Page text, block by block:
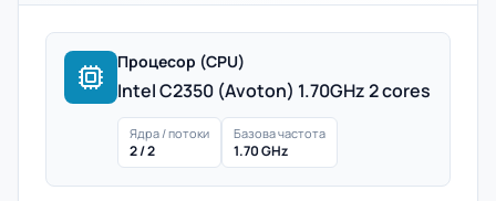
Процесор (CPU)
Intel C2350 (Avoton) 1.70GHz 2 cores
Ядра / потоки
2 / 2
Базова частота
1.70 GHz